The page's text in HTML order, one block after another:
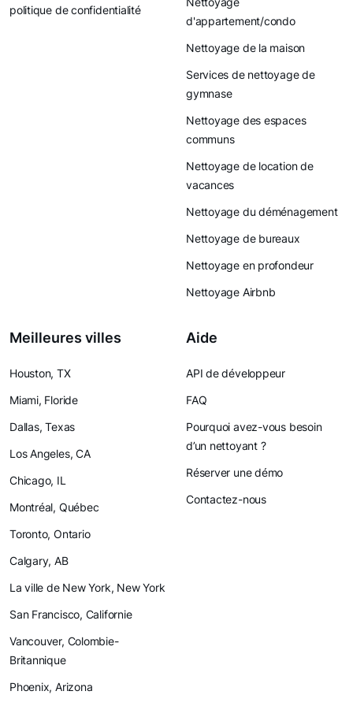
politique de confidentialité
d'appartement/condo
Nettoyage de la maison
Services de nettoyage de
gymnase
Nettoyage des espaces
communs
Nettoyage de location de
vacances
Nettoyage du déménagement
Nettoyage de bureaux
Nettoyage en profondeur
Nettoyage Airbnb
Meilleures villes
Houston, TX
Miami, Floride
Dallas, Texas
Los Angeles, CA
Chicago, IL
Montréal, Québec
Toronto, Ontario
Calgary, AB
La ville de New York, New York
San Francisco, Californie
Vancouver, Colombie-
Britannique
Phoenix, Arizona
Aide
API de développeur
FAQ
Pourquoi avez-vous besoin
d’un nettoyant ?
Réserver une démo
Contactez-nous